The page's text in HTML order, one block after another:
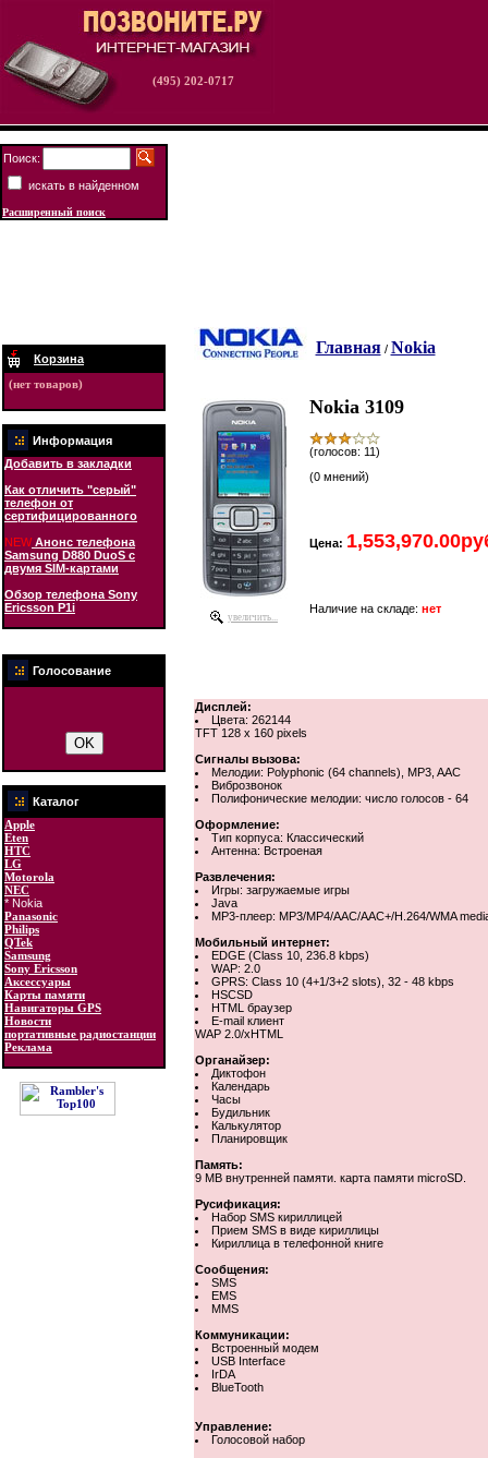
(495) 202-0717
Поиск:
искать в найденном
Расширенный поиск
Корзина
(нет товаров)
Информация
Добавить в закладки
Как отличить "серый"
телефон от
сертифицированного
NEWАнонс телефона
Samsung D880 DuoS с
двумя SIM-картами
Обзор телефона Sony
Ericsson P1i
Голосование
Каталог
Apple
Eten
HTC
LG
Motorola
NEC
* Nokia
Panasonic
Philips
QTek
Samsung
Sony Ericsson
Аксессуары
Карты памяти
Навигаторы GPS
Новости
портативные радиостанции
Реклама
Главная/ Nokia
увеличить...
Nokia 3109
(голосов: 11)
(0 мнений)
Цена:
Наличие на складе: нет
Дисплей:
Цвета: 262144
TFT 128 x 160 pixels
Сигналы вызова:
Мелодии: Polyphonic (64 channels), MP3, AAC
Виброзвонок
Полифонические мелодии: число голосов - 64
Оформление:
Тип корпуса: Классический
Антенна: Встроеная
Развлечения:
Игры: загружаемые игры
Java
MP3-плеер: MP3/MP4/AAC/AAC+/H.264/WMA
Мобильный интернет:
EDGE (Class 10, 236.8 kbps)
WAP: 2.0
GPRS: Class 10 (4+1/3+2 slots), 32 - 48 kbps
HSCSD
HTML браузер
E-mail клиент
WAP 2.0/xHTML
Органайзер:
Диктофон
Календарь
Часы
Будильник
Калькулятор
Планировщик
Память:
9 MB внутренней памяти. карта памяти microSD.
Русификация:
Набор SMS кириллицей
Прием SMS в виде кириллицы
Кириллица в телефонной книге
Сообщения:
SMS
EMS
MMS
Коммуникации:
Встроенный модем
USB Interface
IrDA
BlueTooth
Управление:
Голосовой набор